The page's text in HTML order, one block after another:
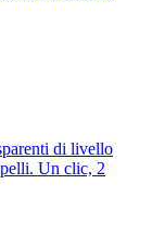
di livello
Un clic, 2